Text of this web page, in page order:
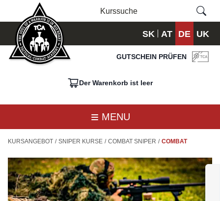
SK AT DE UK
GUTSCHEIN PRÜFEN
Der Warenkorb ist leer
MENU
KURSANGEBOT / SNIPER KURSE / COMBAT SNIPER / COMBAT